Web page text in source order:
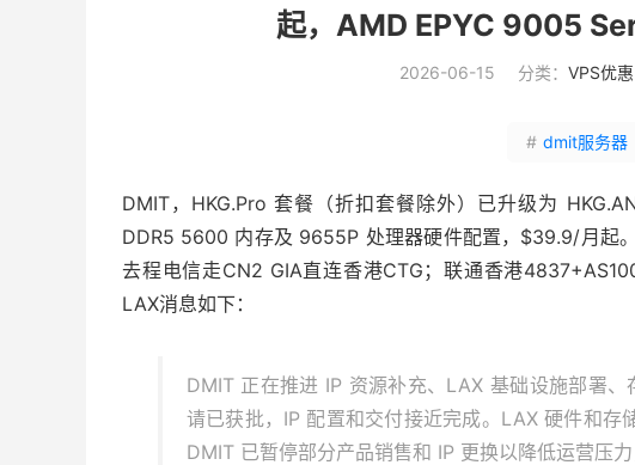
起，AMD EPYC 9005
2026-06-15 分类： VPS优惠
# dmit服务器
DMIT，HKG.Pro 套餐（折扣套餐除外）已升级为
DDR5 5600 内存及 9655P 处理器硬件配置，$39.9/月起
去程电信走CN2 GIA直连香港CTG；联通香港
LAX消息如下：
DMIT 正在推进 IP 资源补充、LAX 基础设施部署
请已获批，IP 配置和交付接近完成。LAX 硬件和存
DMIT 已暂停部分产品销售和 IP 更换以降低运营压